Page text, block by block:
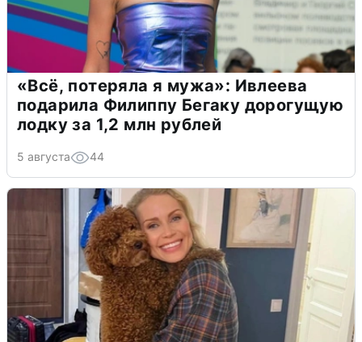
«Всё, потеряла я мужа»: Ивлеева
подарила Филиппу Бегаку дорогущую
лодку за 1,2 млн рублей
5 августа 44